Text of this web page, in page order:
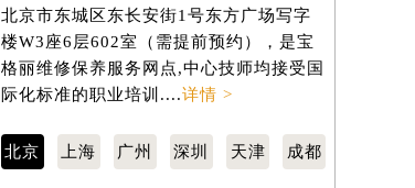
北京市东城区东长安街1号东方广场写字
楼W3座6层602室（需提前预约），是宝
格丽维修保养服务网点,中心技师均接受国
际化标准的职业培训....详情 >
北京 上海 广州 深圳 天津 成都